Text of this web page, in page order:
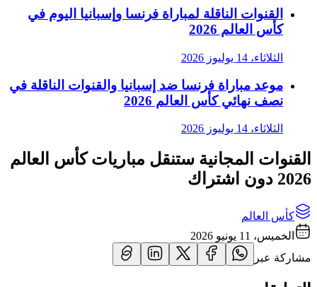
القنوات الناقلة لمباراة فرنسا وإسبانيا اليوم في
كأس العالم 2026
الثلاثاء، 14 يوليوز 2026
موعد مباراة فرنسا ضد إسبانيا والقنوات الناقلة في
نصف نهائي كأس العالم 2026
الثلاثاء، 14 يوليوز 2026
القنوات المجانية ستنقل مباريات كأس العالم
2026 دون اشتراك
كأس العالم
الخميس، 11 يونيو 2026
مشاركة عبر